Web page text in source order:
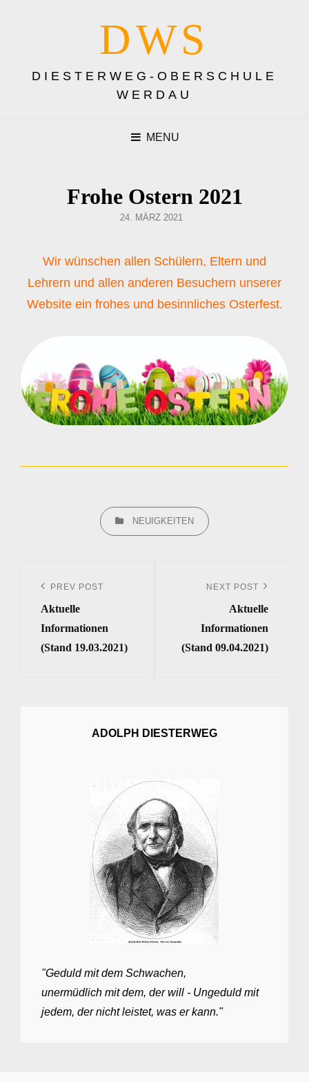
DWS
DIESTERWEG-OBERSCHULE
WERDAU
MENU
Frohe Ostern 2021
POSTED
24. MÄRZ 2021
Wir wünschen allen Schülern, Eltern und
Lehrern und allen anderen Besuchern unserer
Website ein frohes und besinnliches Osterfest.
CATEGORIES
NEUIGKEITEN
Navigation
Previous
Post
PREV POST
Aktuelle
Informationen
(Stand 19.03.2021)
NEXT POST
Aktuelle
Informationen
(Stand 09.04.2021)
ADOLPH DIESTERWEG
"Geduld mit dem Schwachen,
unermüdlich mit dem, der will - Ungeduld mit
jedem, der nicht leistet, was er kann."